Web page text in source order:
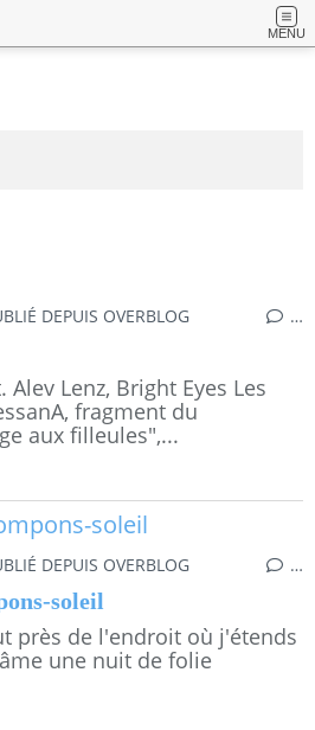
MENU
DEPUIS OVERBLOG …
Lenz, Bright Eyes Les
fragment du
aux filleules",...
DEPUIS OVERBLOG …
soleil
près de l'endroit où j'étends
une nuit de folie